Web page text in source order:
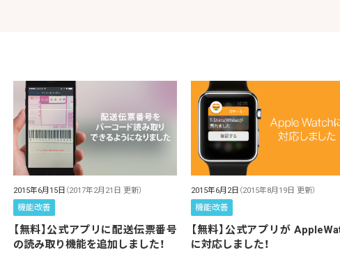
2015年6月15日 （2017年2月21日 更新）
機能改善
【無料】公式アプリに配送伝票番号
の読み取り機能を追加しました！
2015年6月2日 （2015年8月19日 更新）
機能改善
【無料】公式アプリが
に対応しました！